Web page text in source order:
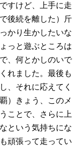
すけど、上手に走
後続を離した）斤
かり生かしたいな
っと遊ぶところは
、何とかしのいで
れました。最後も
、それに応えてく
）きょう、このメ
ことで、さらに上
という気持ちにな
頑張って走ってい